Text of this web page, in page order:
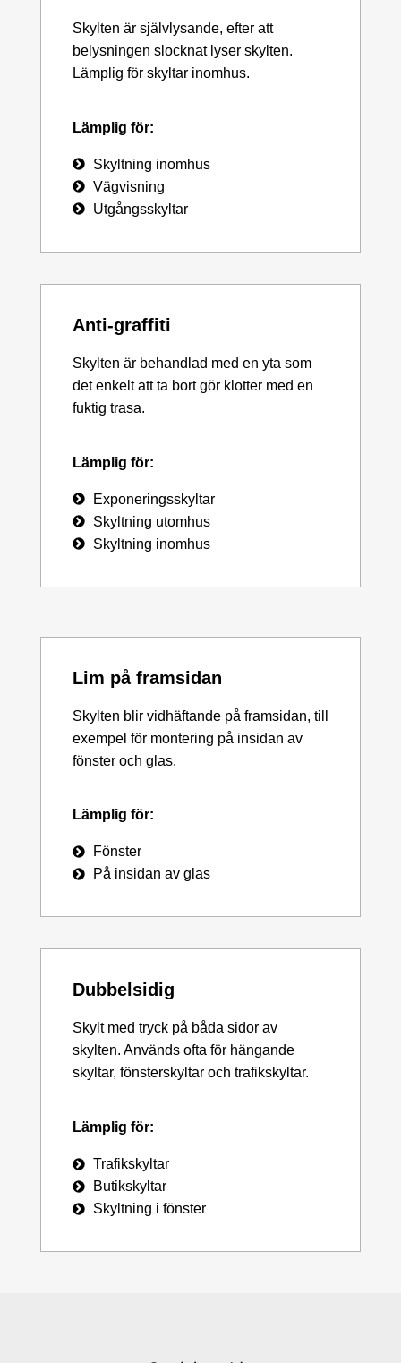
Skylten är självlysande, efter att
belysningen slocknat lyser skylten.
Lämplig för skyltar inomhus.
Lämplig för:
Skyltning inomhus
Vägvisning
Utgångsskyltar
Anti-graffiti
Skylten är behandlad med en yta som
det enkelt att ta bort gör klotter med en
fuktig trasa.
Lämplig för:
Exponeringsskyltar
Skyltning utomhus
Skyltning inomhus
Lim på framsidan
Skylten blir vidhäftande på framsidan, till
exempel för montering på insidan av
fönster och glas.
Lämplig för:
Fönster
På insidan av glas
Dubbelsidig
Skylt med tryck på båda sidor av
skylten. Används ofta för hängande
skyltar, fönsterskyltar och trafikskyltar.
Lämplig för:
Trafikskyltar
Butikskyltar
Skyltning i fönster